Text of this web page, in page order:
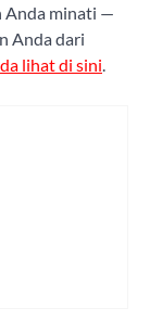
Anda minati —
Anda dari
lihat di sini.